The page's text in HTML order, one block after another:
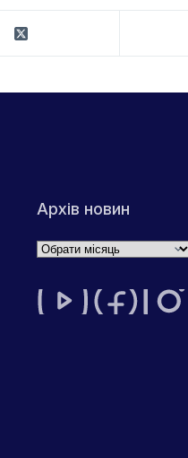
Архів новин
Архіви